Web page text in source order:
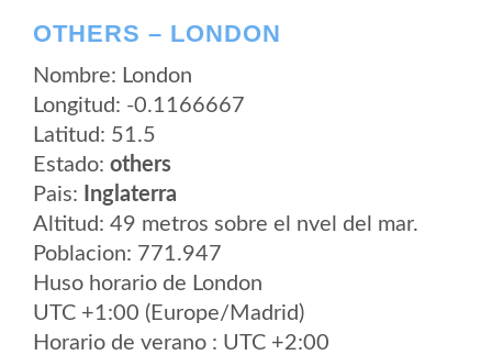
OTHERS – LONDON
Nombre: London
Longitud: -0.1166667
Latitud: 51.5
Estado: others
Pais:
Inglaterra
Altitud: 49 metros sobre el nvel del mar.
Poblacion: 771.947
Huso horario de London
UTC +1:00 (Europe/Madrid)
Horario de verano : UTC +2:00